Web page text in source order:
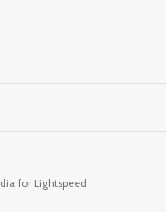
for Lightspeed